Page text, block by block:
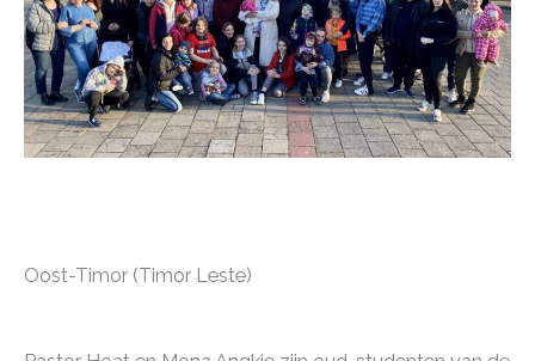
Oost-Timor (Timor Leste)